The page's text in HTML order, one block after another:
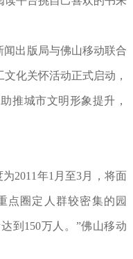
出版局与佛山移动联合
化关怀活动正式启动，
推城市文明形象提升，
2011年1月至3月，将面
点圈定人群较密集的园
到150万人。”佛山移动